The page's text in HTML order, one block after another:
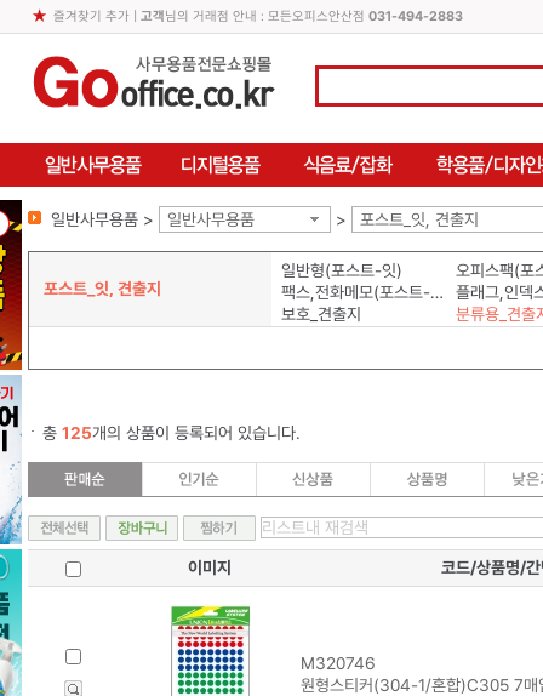
즐겨찾기 추가| 고객님의 거래점 안내 : 모든오피스안산점 031-494-2883
일반사무용품 > 일반사무용품 > 포스트_잇, 견출지
포스트_잇, 견출지
일반형(포스트-잇)
오피스팩(포
팩스,전화메모(포스트-잇)
보호_견출지
분류용_견출
총 125개의 상품이 등록되어 있습니다.
이미지 코드/상품명/간
M320746
원형스티커(304-1/혼합)C305 7